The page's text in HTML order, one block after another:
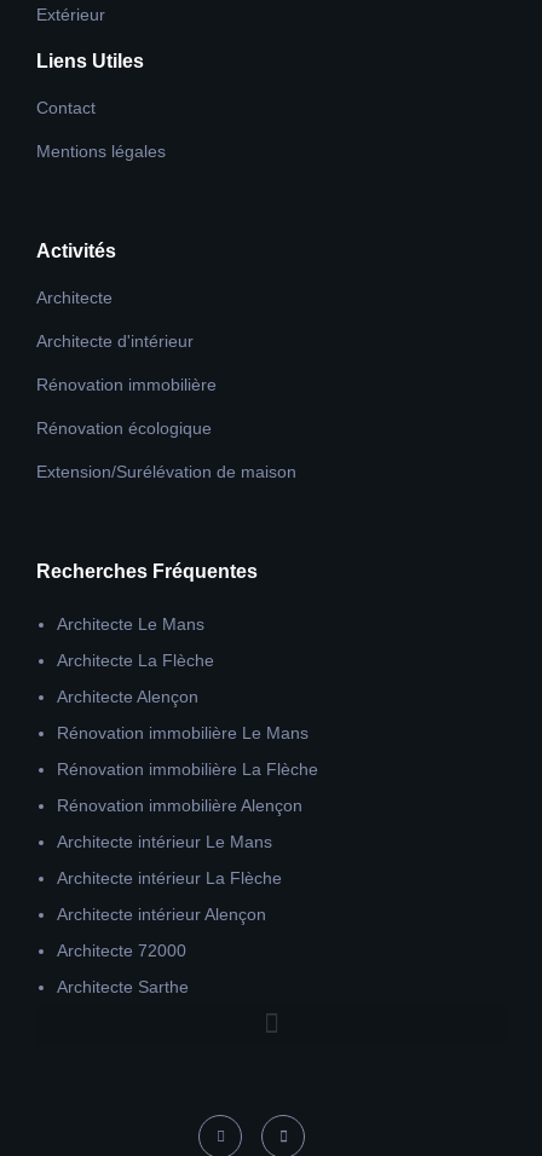
Extérieur
Liens Utiles
Contact
Mentions légales
Activités
Architecte
Architecte d'intérieur
Rénovation immobilière
Rénovation écologique
Extension/Surélévation de maison
Recherches Fréquentes
Architecte Le Mans
Architecte La Flèche
Architecte Alençon
Rénovation immobilière Le Mans
Rénovation immobilière La Flèche
Rénovation immobilière Alençon
Architecte intérieur Le Mans
Architecte intérieur La Flèche
Architecte intérieur Alençon
Architecte 72000
Architecte Sarthe